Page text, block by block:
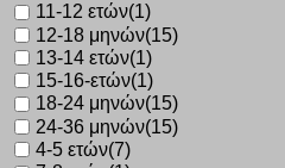
11-12 ετών(1)
12-18 μηνών(15)
13-14 ετών(1)
15-16-ετών(1)
18-24 μηνών(15)
24-36 μηνών(15)
4-5 ετών(7)